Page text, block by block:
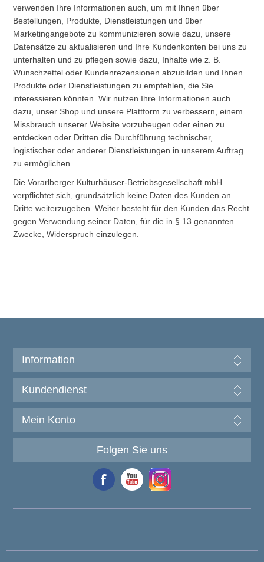
verwenden Ihre Informationen auch, um mit Ihnen über
Bestellungen, Produkte, Dienstleistungen und über
Marketingangebote zu kommunizieren sowie dazu, unsere
Datensätze zu aktualisieren und Ihre Kundenkonten bei uns zu
unterhalten und zu pflegen sowie dazu, Inhalte wie z. B.
Wunschzettel oder Kundenrezensionen abzubilden und Ihnen
Produkte oder Dienstleistungen zu empfehlen, die Sie
interessieren könnten. Wir nutzen Ihre Informationen auch
dazu, unser Shop und unsere Plattform zu verbessern, einem
Missbrauch unserer Website vorzubeugen oder einen zu
entdecken oder Dritten die Durchführung technischer,
logistischer oder anderer Dienstleistungen in unserem Auftrag
zu ermöglichen
Die Vorarlberger Kulturhäuser-Betriebsgesellschaft mbH
verpflichtet sich, grundsätzlich keine Daten des Kunden an
Dritte weiterzugeben. Weiter besteht für den Kunden das Recht
gegen Verwendung seiner Daten, für die in § 13 genannten
Zwecke, Widerspruch einzulegen.
Information
Kundendienst
Mein Konto
Folgen Sie uns